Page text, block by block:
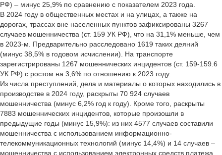
РФ) – минус 25,9% по сравнению с показателем 2023 года.
В 2024 году в общественных местах и на улицах, а также на
дорогах, трассах вне населенных пунктов зафиксированы 3267
случаев мошенничества (ст. 159 УК РФ), что на 31,1% меньше, чем
в 2023-м. Предварительно расследовано 1619 таких деяний
(минус 38,5% в годовом исчислении). На транспорте
зарегистрированы 1267 мошеннических инцидентов (ст. 159-159.6
УК РФ) с ростом на 3,6% по отношению к 2023 году.
Из числа преступлений, дела и материалы о которых находились в
производстве в 2024 году, раскрыты 70 924 случаев
мошенничества (минус 6,2% год к году). Кроме того, раскрыты
7883 мошеннических инцидентов, которые произошли в
предыдущие годы (минус 15,9%): из них 4577 случаев составили
мошенничества с использованием информационно-
телекоммуникационных технологий (минус 14,4%) и 14 случаев –
мошенничества с использованием электронных средств платежа